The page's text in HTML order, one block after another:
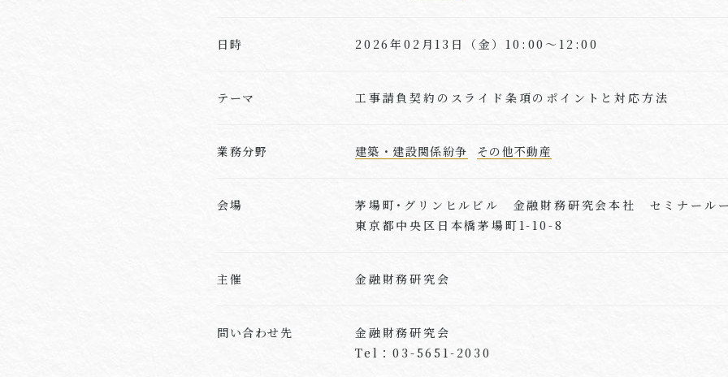
日時 2026年02月13日（金）10:00～12:00
テーマ 工事請負契約のスライド条項のポイントと対応方法
業務分野 建築・建設関係紛争 その他不動産
会場
茅場町･グリンヒルビル 金融財務研究会本社 セミナール
東京都中央区日本橋茅場町1-10-8
主催 金融財務研究会
問い合わせ先
金融財務研究会
Tel：03-5651-2030